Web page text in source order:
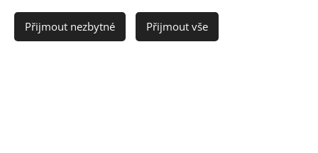
22. 35 - AMAZONKY 10340
Přijmout nezbytné Přijmout vše